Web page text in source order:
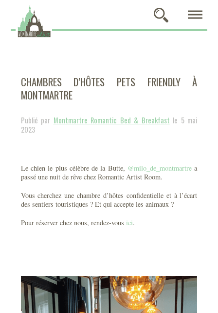
CHAMBRES D’HÔTES PETS FRIENDLY À
MONTMARTRE
Publié par Montmartre Romantic Bed & Breakfast le 5 mai
2023
Le chien le plus célèbre de la Butte, @milo_de_montmartre a
passé une nuit de rêve chez Romantic Artist Room.
Vous cherchez une chambre d’hôtes confidentielle et à l’écart
des sentiers touristiques ? Et qui accepte les animaux ?
Pour réserver chez nous, rendez-vous ici.